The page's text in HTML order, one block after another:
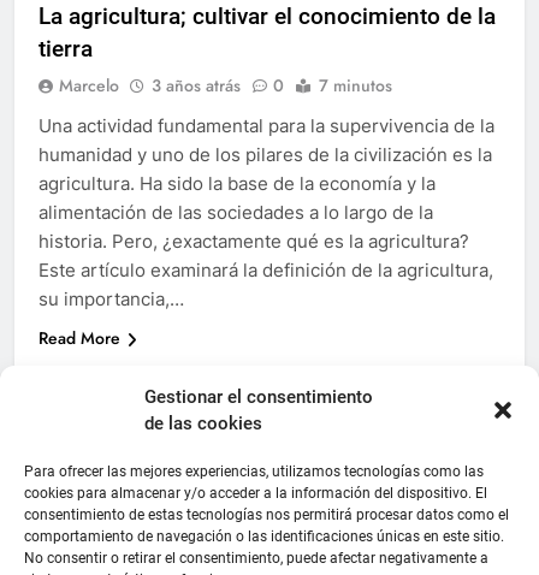
Gestionar el consentimiento
de las cookies
Para ofrecer las mejores experiencias, utilizamos tecnologías como las
cookies para almacenar y/o acceder a la información del dispositivo. El
consentimiento de estas tecnologías nos permitirá procesar datos como el
comportamiento de navegación o las identificaciones únicas en este sitio.
No consentir o retirar el consentimiento, puede afectar negativamente a
La agricultura; cultivar el conocimiento de la
tierra
Marcelo 3 años atrás 0 7 minutos
Una actividad fundamental para la supervivencia de la
humanidad y uno de los pilares de la civilización es la
agricultura. Ha sido la base de la economía y la
alimentación de las sociedades a lo largo de la
historia. Pero, ¿exactamente qué es la agricultura?
Este artículo examinará la definición de la agricultura,
su importancia,…
Read More